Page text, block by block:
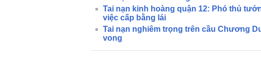
Tai nạn kinh hoàng quận 12: Phó thủ
việc cấp bằng lái
Tai nạn nghiêm trọng trên cầu Chương
vong